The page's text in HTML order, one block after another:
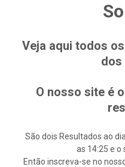
Veja aqui todos
dos
O nosso site é
São dois Resultados ao
as 14:25 e o
Então inscreva-se no